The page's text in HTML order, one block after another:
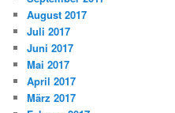
August 2017
Juli 2017
Juni 2017
Mai 2017
April 2017
März 2017